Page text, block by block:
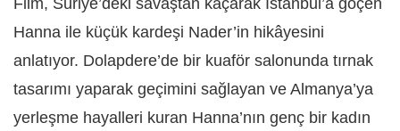
Film, Suriye’deki savaştan kaçarak İstanbul’a göçen
Hanna ile küçük kardeşi Nader’in hikâyesini
anlatıyor. Dolapdere’de bir kuaför salonunda tırnak
tasarımı yaparak geçimini sağlayan ve Almanya’ya
yerleşme hayalleri kuran Hanna’nın genç bir kadın